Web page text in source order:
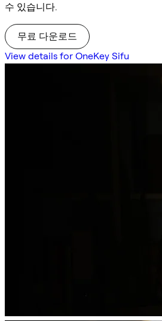
수 있습니다.
무료 다운로드
View details for OneKey Sifu